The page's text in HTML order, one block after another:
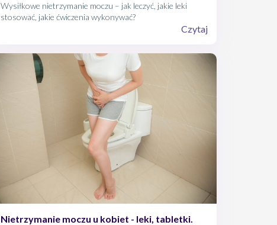
Wysiłkowe nietrzymanie moczu – jak leczyć, jakie leki
stosować, jakie ćwiczenia wykonywać?
Czytaj
Nietrzymanie moczu u kobiet - leki, tabletki.